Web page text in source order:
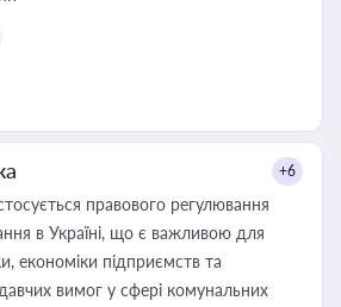
+6
правового регулювання
в Україні, що є важливою для
економіки підприємств та
вимог у сфері комунальних